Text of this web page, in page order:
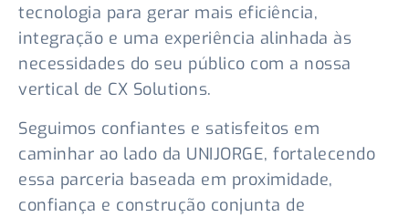
tecnologia para gerar mais eficiência,
integração e uma experiência alinhada às
necessidades do seu público com a nossa
vertical de CX Solutions.
Seguimos confiantes e satisfeitos em
caminhar ao lado da UNIJORGE, fortalecendo
essa parceria baseada em proximidade,
confiança e construção conjunta de